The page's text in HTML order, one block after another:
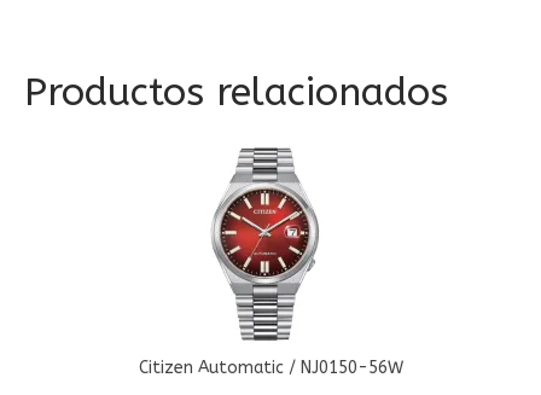
Productos relacionados
Citizen Automatic / NJ0150-56W